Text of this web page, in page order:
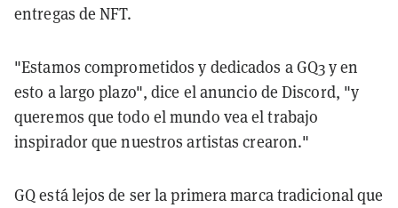
entregas de NFT.
"Estamos comprometidos y dedicados a GQ3 y en
esto a largo plazo", dice el anuncio de Discord, "y
queremos que todo el mundo vea el trabajo
inspirador que nuestros artistas crearon."
GQ está lejos de ser la primera marca tradicional que